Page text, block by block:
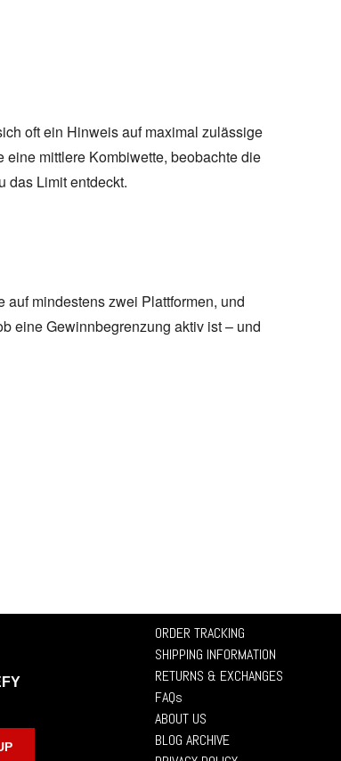
oft ein Hinweis auf maximal zulässige
mittlere Kombiwette, beobachte die
das Limit entdeckt.
mindestens zwei Plattformen, und
eine Gewinnbegrenzung aktiv ist – und
ORDER TRACKING
SHIPPING INFORMATION
RETURNS & EXCHANGES
FAQs
ABOUT US
BLOG ARCHIVE